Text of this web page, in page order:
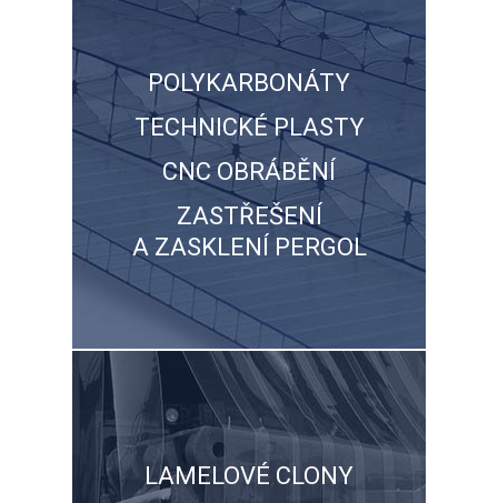
POLYKARBONÁTY
TECHNICKÉ PLASTY
CNC OBRÁBĚNÍ
ZASTŘEŠENÍ
A ZASKLENÍ PERGOL
LAMELOVÉ CLONY